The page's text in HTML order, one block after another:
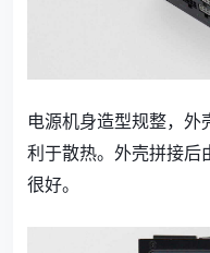
电源机身造型规整，外
利于散热。外壳拼接后
很好。